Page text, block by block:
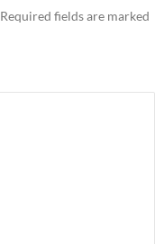
Required fields are marked